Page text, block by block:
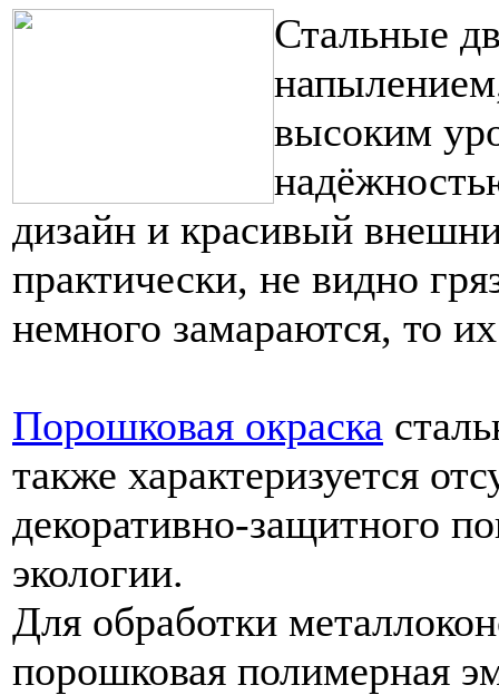
Стальные
высоким
дизайн и красивый
практически, не видно
немного замараются, то
Порошковая окраска
также характеризуется
декоративно-защитного
экологии.
Для обработки
порошковая полимерная